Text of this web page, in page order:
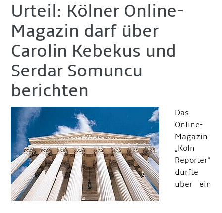
Urteil: Kölner Online-
Magazin darf über
Carolin Kebekus und
Serdar Somuncu
berichten
Das
Online-
Magazin
„Köln
Reporter“
durfte
über ein